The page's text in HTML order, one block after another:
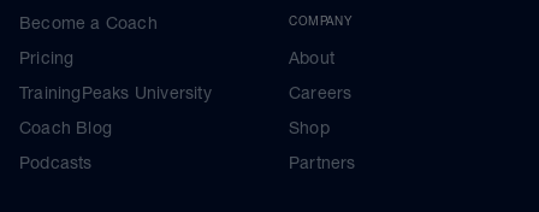
Become a Coach
Pricing
TrainingPeaks University
Coach Blog
Podcasts
COMPANY
About
Careers
Shop
Partners